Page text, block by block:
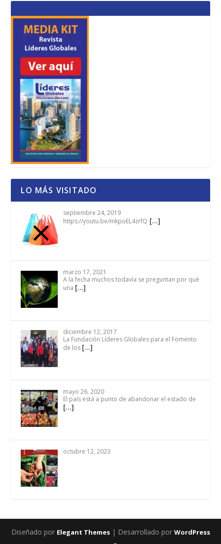
LO MÁS VISITADO
septiembre 24, 2019
https://youtu.be/mkpoEL4zrfQ […]
marzo 17, 2021
A la fecha muchos todavía se preguntan por qué
una […]
diciembre 12, 2017
La Fundación Líderes Globales para el Fomento
de los […]
mayo 26, 2020
El país está a punto de abandonar el estado de
[…]
octubre 12, 2023
Diseñado por Elegant Themes| Desarrollado por WordPress